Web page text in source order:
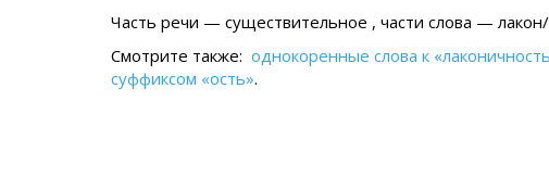
Часть речи — существительное , части слова —
Смотрите также: однокоренные слова к
суффиксом «ость».